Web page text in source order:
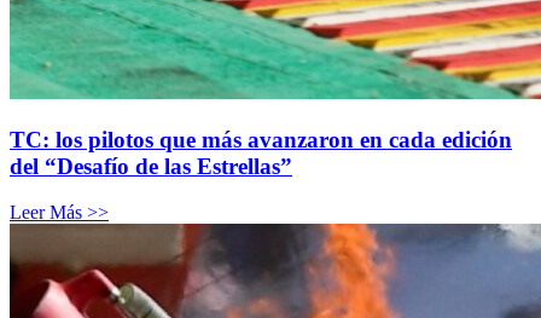
TC: los pilotos que más avanzaron en cada edición
del “Desafío de las Estrellas”
Leer Más >>